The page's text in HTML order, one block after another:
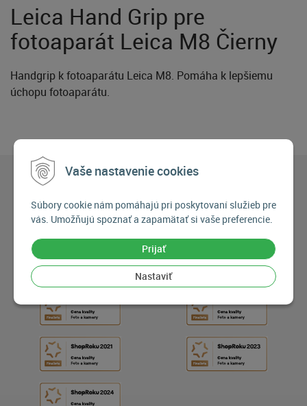
Vaše nastavenie cookies
Súbory cookie nám pomáhajú pri poskytovaní služieb pre
vás. Umožňujú spoznať a zapamätať si vaše preferencie.
Prijať
Nastaviť
Leica Hand Grip pre
fotoaparát Leica M8 Čierny
Handgrip k fotoaparátu Leica M8. Pomáha k lepšiemu
úchopu fotoaparátu.